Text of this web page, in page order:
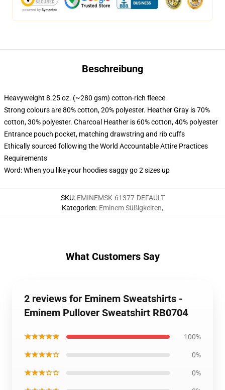
Beschreibung
Heavyweight 8.25 oz. (~280 gsm) cotton-rich fleece
Strong colours are 80% cotton, 20% polyester. Heather Gray is 70%
cotton, 30% polyester. Charcoal Heather is 60% cotton, 40% polyester
Entrance pouch pocket, matching drawstring and rib cuffs
Ethically sourced following the World Accountable Attire Practices
Requirements
Word: When you like your hoodies saggy go 2 sizes up
SKU: EMINEMSK-61377-DEFAULT
Kategorien: Eminem Süßigkeiten,
What Customers Say
2 reviews for Eminem Sweatshirts -
Eminem Pullover Sweatshirt RB0704
★★★★★ 100%
★★★★☆ 0%
★★★☆☆ 0%